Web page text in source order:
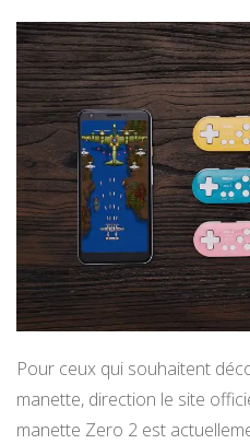
Pour ceux qui souhaitent
manette, direction le site
manette Zero 2 est